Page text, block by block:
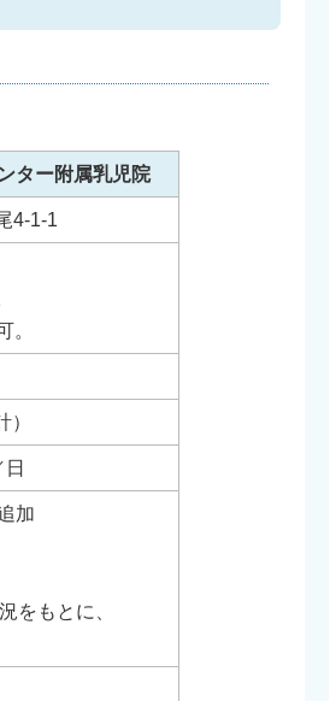
ター附属乳児院
4-1-1
。
日
加
をもとに、